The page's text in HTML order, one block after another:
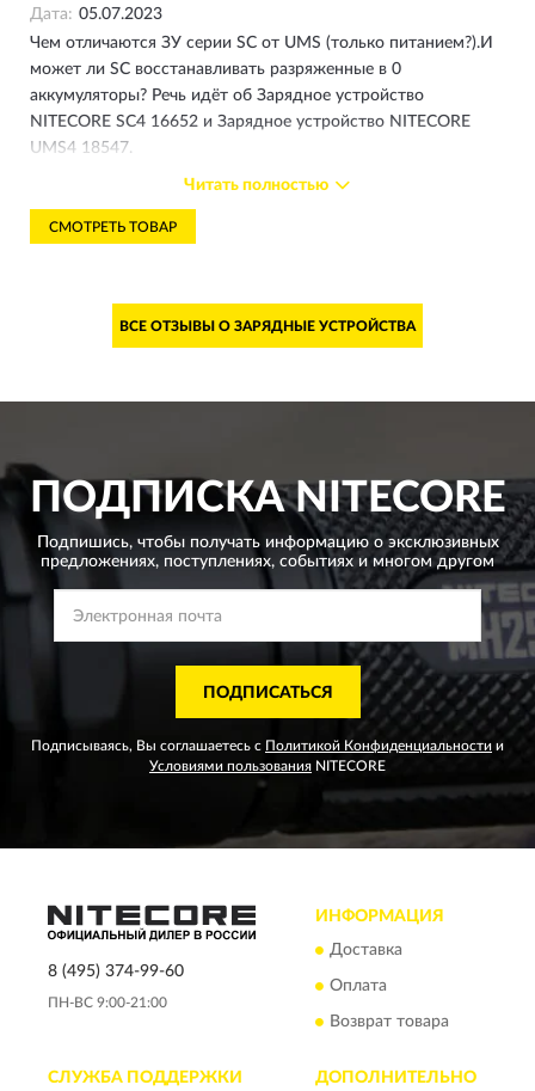
Дата: 05.07.2023
Чем отличаются ЗУ серии SC от UMS (только питанием?).И
может ли SC восстанавливать разряженные в 0
аккумуляторы? Речь идёт об Зарядное устройство
NITECORE SC4 16652 и Зарядное устройство NITECORE
UMS4 18547.
Ответ магазина
3А, есть функция восстановления.
Читать полностью
СМОТРЕТЬ ТОВАР
ВСЕ ОТЗЫВЫ О ЗАРЯДНЫЕ УСТРОЙСТВА
ПОДПИСКАNITECORE
Подпишись, чтобы получать информацию о эксклюзивных
предложениях, поступлениях, событиях и многом другом
ПОДПИСАТЬСЯ
Подписываясь, Вы соглашаетесь с Политикой Конфиденциальности и
Условиями пользования NITECORE
8 (495) 374-99-60
ПН-ВС 9:00-21:00
ИНФОРМАЦИЯ
Доставка
Оплата
Возврат товара
СЛУЖБА ПОДДЕРЖКИ ДОПОЛНИТЕЛЬНО